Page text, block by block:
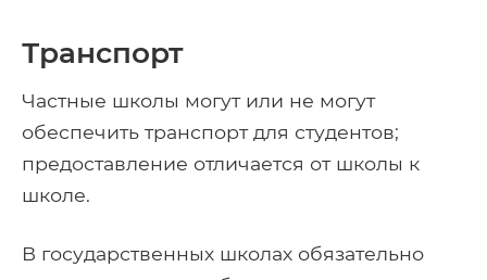
Транспорт
Частные школы могут или не могут
обеспечить транспорт для студентов;
предоставление отличается от школы к
школе.
В государственных школах обязательно